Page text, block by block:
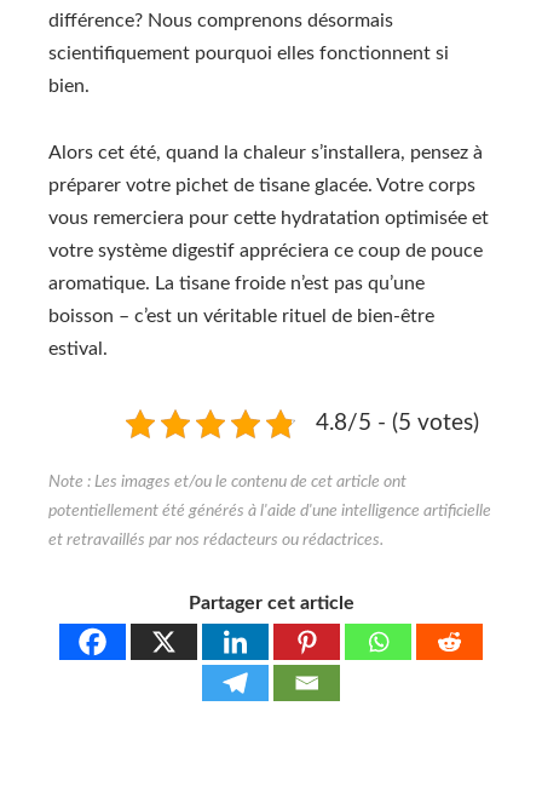
différence? Nous comprenons désormais
scientifiquement pourquoi elles fonctionnent si
bien.
Alors cet été, quand la chaleur s’installera, pensez à
préparer votre pichet de tisane glacée. Votre corps
vous remerciera pour cette hydratation optimisée et
votre système digestif appréciera ce coup de pouce
aromatique. La tisane froide n’est pas qu’une
boisson – c’est un véritable rituel de bien-être
estival.
4.8/5 - (5 votes)
Partager cet article